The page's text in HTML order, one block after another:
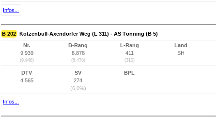
Infos...
B 202 Kotzenbüll-Axendorfer Weg (L 311) - AS Tönning (B 5)
Nr.
9.939
(9.948)
B-Rang
8.878
(6.478)
L-Rang
411
(310)
Land
SH
DTV
4.565
SV
274
(6,0%)
BPL
Infos...